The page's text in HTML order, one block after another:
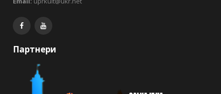
Партнери